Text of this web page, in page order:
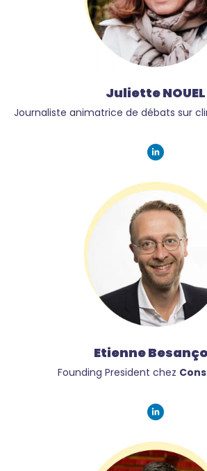
Juliette NOUEL
Journaliste animatrice de débats sur
Etienne
Founding President chez